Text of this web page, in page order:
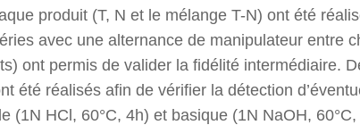
produit (T, N et le mélange T-N) ont été
avec une alternance de manipulateur entre
ont permis de valider la fidélité intermédiaire.
été réalisés afin de vérifier la détection
(1N HCl, 60°C, 4h) et basique (1N NaOH,